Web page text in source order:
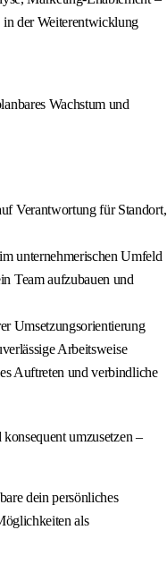
der Weiterentwicklung
Wachstum und
Verantwortung für Standort,
unternehmerischen Umfeld
Team aufzubauen und
Umsetzungsorientierung
Arbeitsweise
Auftreten und verbindliche
umzusetzen –
dein persönliches
als